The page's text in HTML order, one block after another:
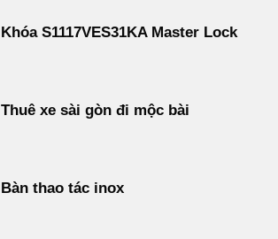
Khóa S1117VES31KA Master Lock
Thuê xe sài gòn đi mộc bài
Bàn thao tác inox